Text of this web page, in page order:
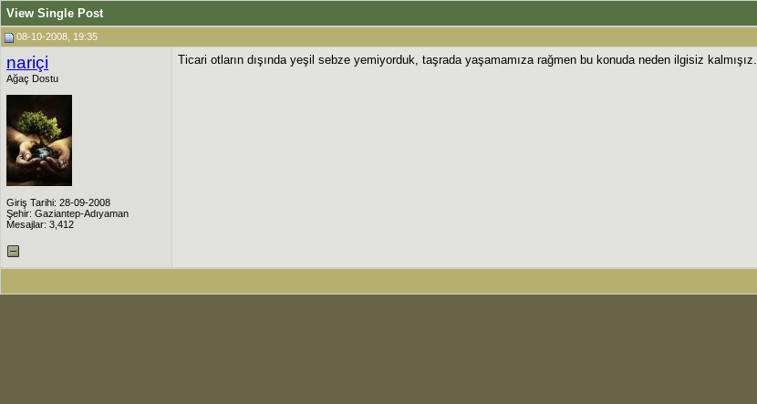
View Single Post
08-10-2008, 19:35
nariçi
Ağaç Dostu
Giriş Tarihi: 28-09-2008
Şehir: Gaziantep-Adıyaman
Mesajlar: 3,412
Ticari otların dışında yeşil sebze yemiyorduk, taşrada yaşamamıza rağmen bu konuda neden ilgisiz kalmışız.